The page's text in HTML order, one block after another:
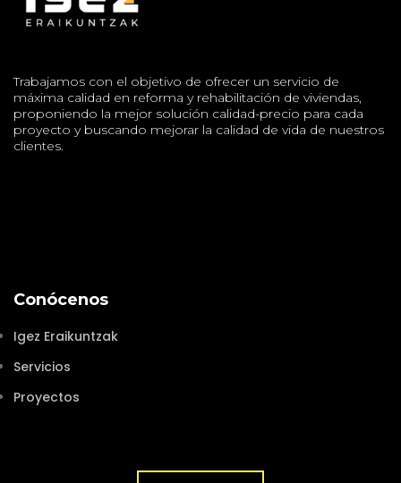
Trabajamos con el objetivo de ofrecer un servicio de
máxima calidad en reforma y rehabilitación de viviendas,
proponiendo la mejor solución calidad-precio para cada
proyecto y buscando mejorar la calidad de vida de nuestros
clientes.
Conócenos
Igez Eraikuntzak
Servicios
Proyectos